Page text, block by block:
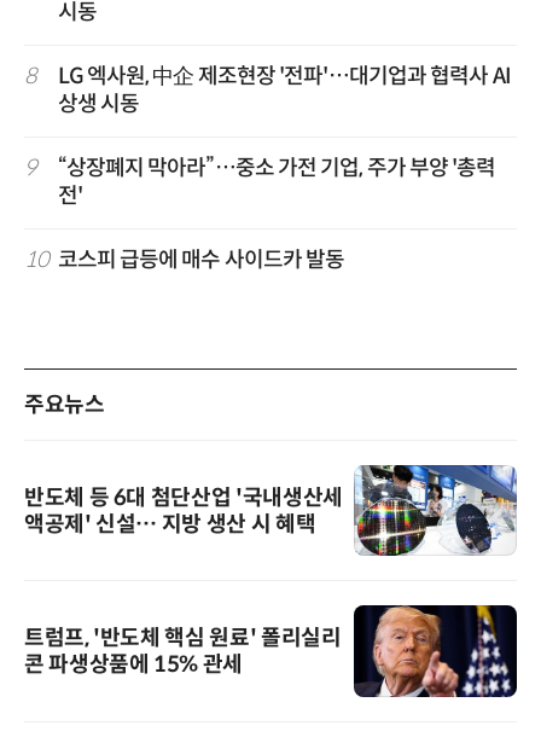
시동
8
LG 엑사원, 中企 제조현장 '전파'…대기업과 협력사 AI
상생 시동
9
“상장폐지 막아라”…중소 가전 기업, 주가 부양 '총력
전'
10 코스피 급등에 매수 사이드카 발동
주요뉴스
반도체 등 6대 첨단산업 '국내생산세
액공제' 신설… 지방 생산 시 혜택
트럼프, '반도체 핵심 원료' 폴리실리
콘 파생상품에 15% 관세